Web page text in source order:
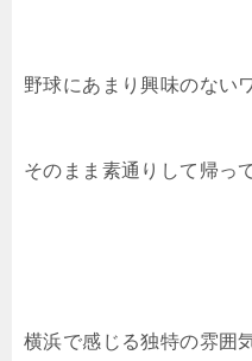
野球にあまり興味のない
そのまま素通りして帰っ
横浜で感じる独特の雰囲気